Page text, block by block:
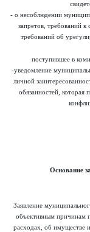
- о несоблюдении
запретов, требований
требований об
поступившее в
-уведомление
личной
обязанностей, которая
Основание
Заявление
объективным причинам
расходах, об имуществе